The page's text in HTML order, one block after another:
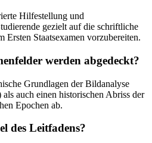
Hilfestellung und
gezielt auf die schriftliche
Staatsexamen vorzubereiten.
werden abgedeckt?
Grundlagen der Bildanalyse
auch einen historischen Abriss der
Epochen ab.
des Leitfadens?